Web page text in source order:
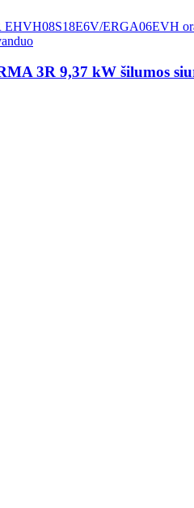
3R 9,37 kW šilumos